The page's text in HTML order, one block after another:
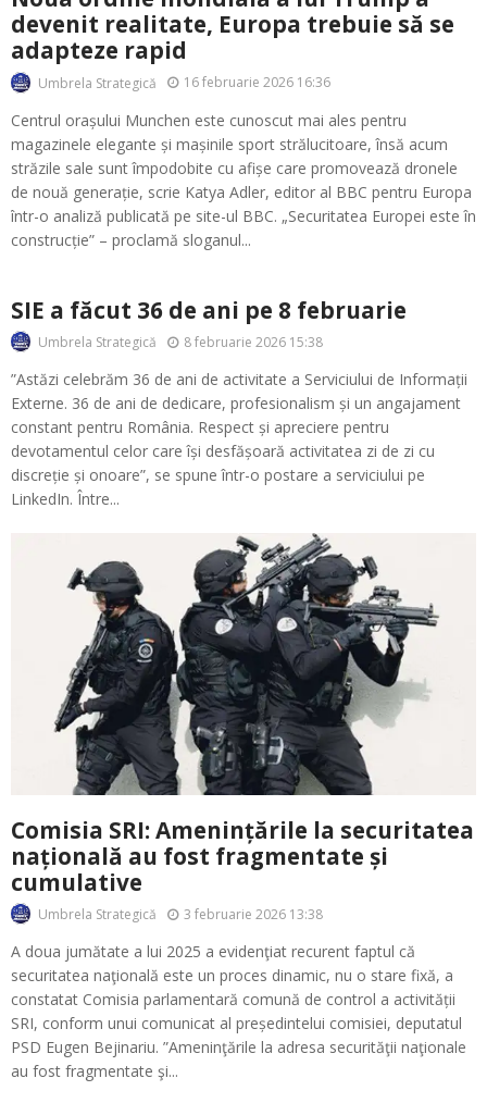
devenit realitate, Europa trebuie să se
adapteze rapid
Umbrela Strategică 16 februarie 2026 16:36
Centrul orașului Munchen este cunoscut mai ales pentru
magazinele elegante și mașinile sport strălucitoare, însă acum
străzile sale sunt împodobite cu afișe care promovează dronele
de nouă generație, scrie Katya Adler, editor al BBC pentru Europa
într-o analiză publicată pe site-ul BBC. „Securitatea Europei este în
construcție” – proclamă sloganul...
SIE a făcut 36 de ani pe 8 februarie
Umbrela Strategică 8 februarie 2026 15:38
”Astăzi celebrăm 36 de ani de activitate a Serviciului de Informații
Externe. 36 de ani de dedicare, profesionalism și un angajament
constant pentru România. Respect și apreciere pentru
devotamentul celor care își desfășoară activitatea zi de zi cu
discreție și onoare”, se spune într-o postare a serviciului pe
LinkedIn. Între...
Comisia SRI: Amenințările la securitatea
națională au fost fragmentate și
cumulative
Umbrela Strategică 3 februarie 2026 13:38
A doua jumătate a lui 2025 a evidenţiat recurent faptul că
securitatea naţională este un proces dinamic, nu o stare fixă, a
constatat Comisia parlamentară comună de control a activității
SRI, conform unui comunicat al președintelui comisiei, deputatul
PSD Eugen Bejinariu. ”Ameninţările la adresa securităţii naţionale
au fost fragmentate şi...